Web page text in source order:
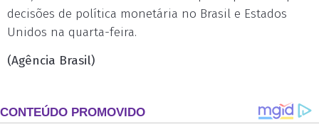
decisões de política monetária no Brasil e Estados
Unidos na quarta-feira.
(Agência Brasil)